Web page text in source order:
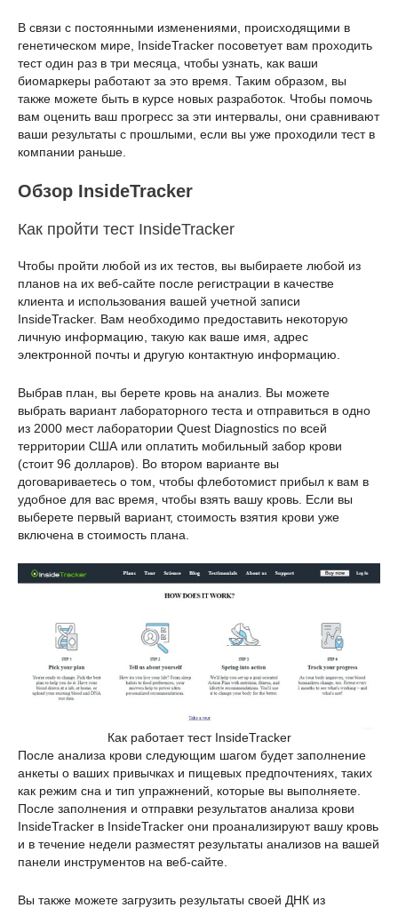
В связи с постоянными изменениями, происходящими в
генетическом мире, InsideTracker посоветует вам проходить
тест один раз в три месяца, чтобы узнать, как ваши
биомаркеры работают за это время. Таким образом, вы
также можете быть в курсе новых разработок. Чтобы помочь
вам оценить ваш прогресс за эти интервалы, они сравнивают
ваши результаты с прошлыми, если вы уже проходили тест в
компании раньше.
Обзор InsideTracker
Как пройти тест InsideTracker
Чтобы пройти любой из их тестов, вы выбираете любой из
планов на их веб-сайте после регистрации в качестве
клиента и использования вашей учетной записи
InsideTracker. Вам необходимо предоставить некоторую
личную информацию, такую как ваше имя, адрес
электронной почты и другую контактную информацию.
Выбрав план, вы берете кровь на анализ. Вы можете
выбрать вариант лабораторного теста и отправиться в одно
из 2000 мест лаборатории Quest Diagnostics по всей
территории США или оплатить мобильный забор крови
(стоит 96 долларов). Во втором варианте вы
договариваетесь о том, чтобы флеботомист прибыл к вам в
удобное для вас время, чтобы взять вашу кровь. Если вы
выберете первый вариант, стоимость взятия крови уже
включена в стоимость плана.
Как работает тест InsideTracker
После анализа крови следующим шагом будет заполнение
анкеты о ваших привычках и пищевых предпочтениях, таких
как режим сна и тип упражнений, которые вы выполняете.
После заполнения и отправки результатов анализа крови
InsideTracker в InsideTracker они проанализируют вашу кровь
и в течение недели разместят результаты анализов на вашей
панели инструментов на веб-сайте.
Вы также можете загрузить результаты своей ДНК из